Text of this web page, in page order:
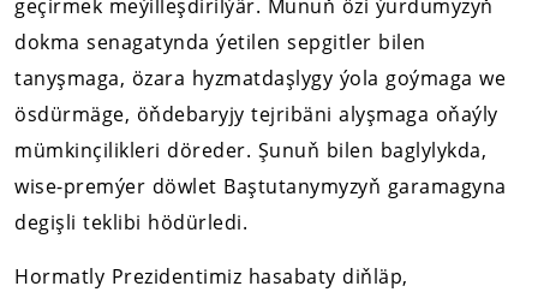
geçirmek meýilleşdirilýär. Munuň özi ýurdumyzyň
dokma senagatynda ýetilen sepgitler bilen
tanyşmaga, özara hyzmatdaşlygy ýola goýmaga we
ösdürmäge, öňdebaryjy tejribäni alyşmaga oňaýly
mümkinçilikleri döreder. Şunuň bilen baglylykda,
wise-premýer döwlet Baştutanymyzyň garamagyna
degişli teklibi hödürledi.
Hormatly Prezidentimiz hasabaty diňläp,